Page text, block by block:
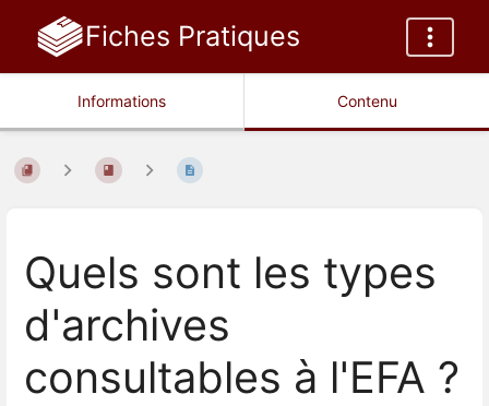
Fiches Pratiques
Informations Contenu
Quels sont les types
d'archives
consultables à l'EFA ?